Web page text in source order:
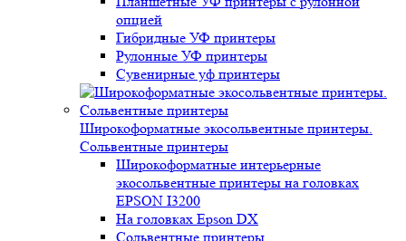
опцией
Гибридные УФ принтеры
Рулонные УФ принтеры
Сувенирные уф принтеры
Широкоформатные экосольвентные принтеры.
Сольвентные принтеры
Широкоформатные интерьерные
экосольвентные принтеры на головках
EPSON I3200
На головках Epson DX
Сольвентные принтеры